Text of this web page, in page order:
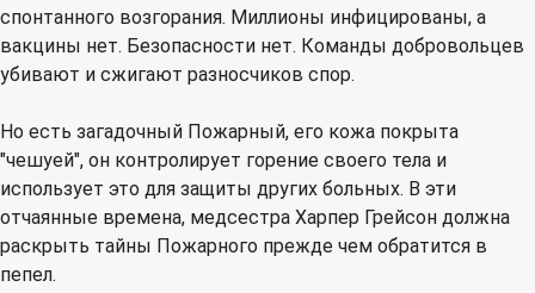
спонтанного возгорания. Миллионы инфицированы, а
вакцины нет. Безопасности нет. Команды добровольцев
убивают и сжигают разносчиков спор.
Но есть загадочный Пожарный, его кожа покрыта
"чешуей", он контролирует горение своего тела и
использует это для защиты других больных. В эти
отчаянные времена, медсестра Харпер Грейсон должна
раскрыть тайны Пожарного прежде чем обратится в
пепел.